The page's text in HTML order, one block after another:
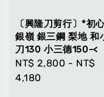
〔興隆刀剪行〕*初
銀嶺 銀三鋼 梨地 和
刀130 小三德150-<
Regular
price
NT$ 2,800 - NT$
4,180